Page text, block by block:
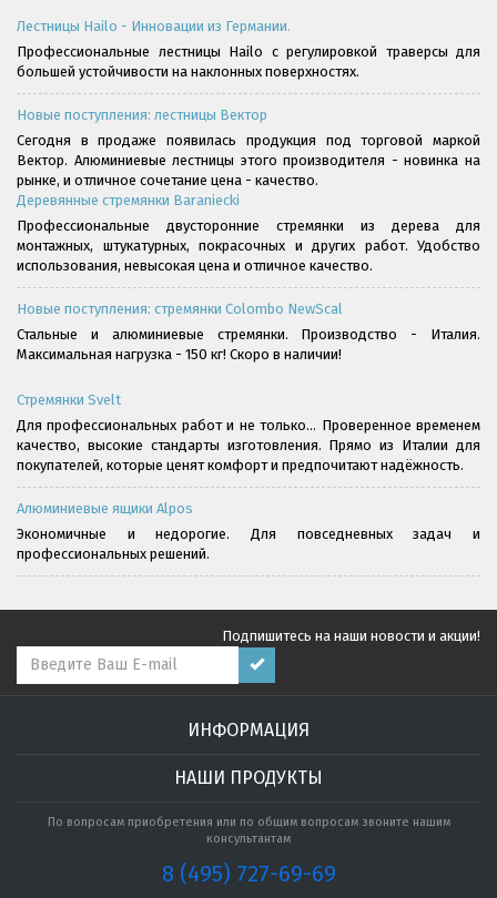
Лестницы Hailo - Инновации из Германии.
Профессиональные лестницы Hailo с регулировкой траверсы для
большей устойчивости на наклонных поверхностях.
Новые поступления: лестницы Вектор
Сегодня в продаже появилась продукция под торговой маркой
Вектор. Алюминиевые лестницы этого производителя - новинка на
рынке, и отличное сочетание цена - качество.
Деревянные стремянки Baraniecki
Профессиональные двусторонние стремянки из дерева для
монтажных, штукатурных, покрасочных и других работ. Удобство
использования, невысокая цена и отличное качество.
Новые поступления: стремянки Colombo NewScal
Стальные и алюминиевые стремянки. Производство - Италия.
Максимальная нагрузка - 150 кг! Скоро в наличии!
Стремянки Svelt
Для профессиональных работ и не только... Проверенное временем
качество, высокие стандарты изготовления. Прямо из Италии для
покупателей, которые ценят комфорт и предпочитают надёжность.
Алюминиевые ящики Alpos
Экономичные и недорогие. Для повседневных задач и
профессиональных решений.
Подпишитесь на наши новости и акции!
ИНФОРМАЦИЯ
НАШИ ПРОДУКТЫ
По вопросам приобретения или по общим вопросам звоните нашим
консультантам
8 (495) 727-69-69